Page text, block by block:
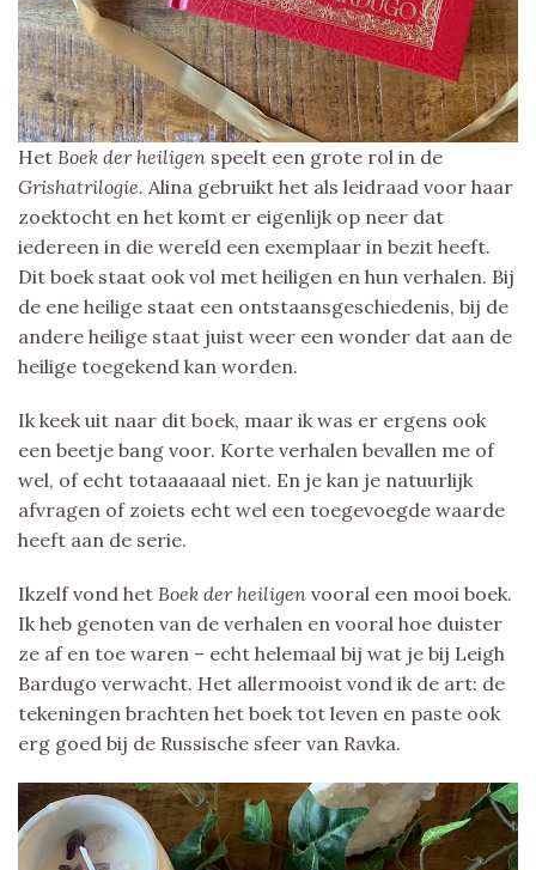
Het Boek der heiligen speelt een grote rol in de
Grishatrilogie. Alina gebruikt het als leidraad voor haar
zoektocht en het komt er eigenlijk op neer dat
iedereen in die wereld een exemplaar in bezit heeft.
Dit boek staat ook vol met heiligen en hun verhalen. Bij
de ene heilige staat een ontstaansgeschiedenis, bij de
andere heilige staat juist weer een wonder dat aan de
heilige toegekend kan worden.
Ik keek uit naar dit boek, maar ik was er ergens ook
een beetje bang voor. Korte verhalen bevallen me of
wel, of echt totaaaaaal niet. En je kan je natuurlijk
afvragen of zoiets echt wel een toegevoegde waarde
heeft aan de serie.
Ikzelf vond het Boek der heiligen vooral een mooi boek.
Ik heb genoten van de verhalen en vooral hoe duister
ze af en toe waren – echt helemaal bij wat je bij Leigh
Bardugo verwacht. Het allermooist vond ik de art: de
tekeningen brachten het boek tot leven en paste ook
erg goed bij de Russische sfeer van Ravka.